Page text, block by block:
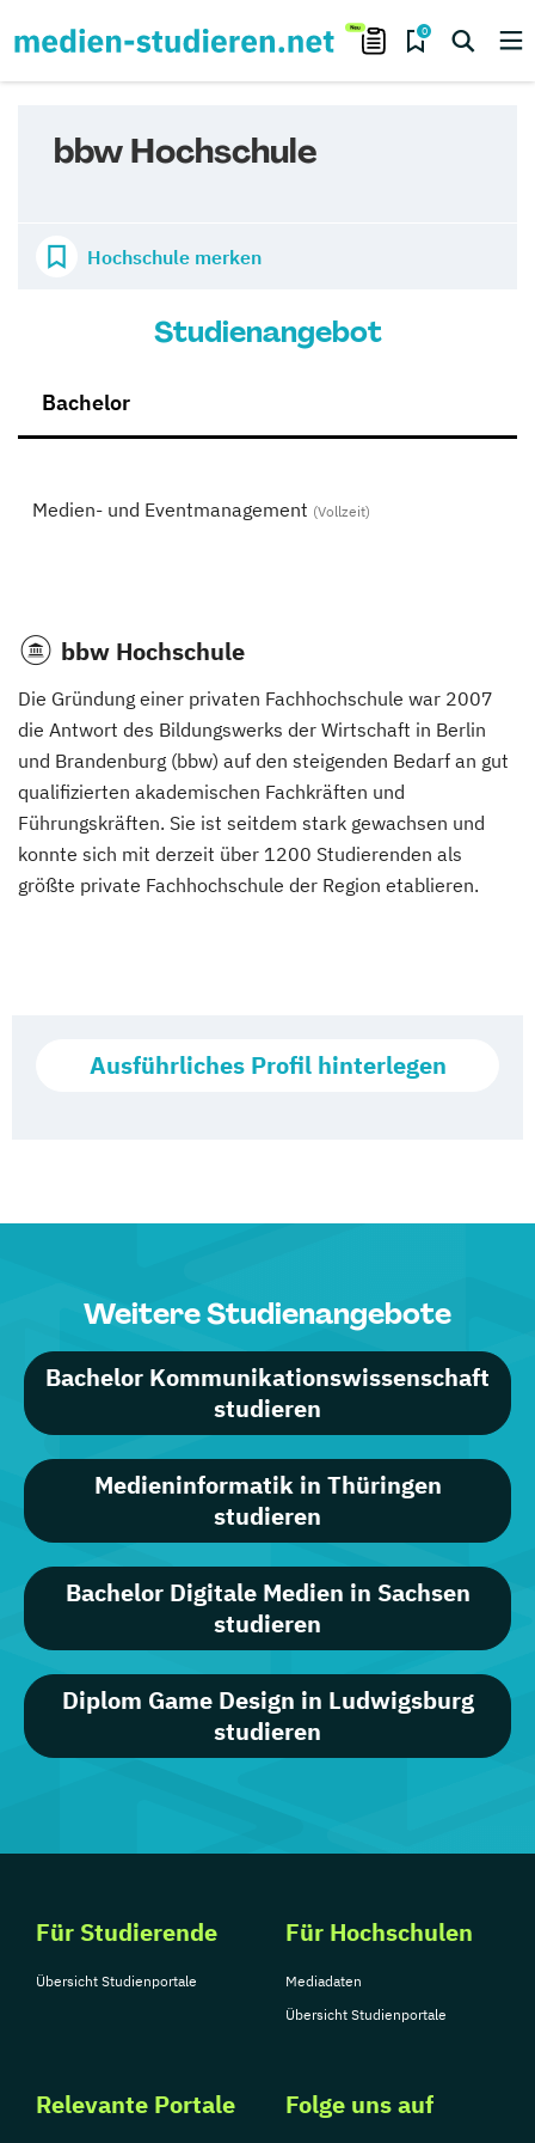
0
bbw Hochschule
Hochschule merken
Studienangebot
Bachelor
Medien- und Eventmanagement (Vollzeit)
bbw Hochschule
Die Gründung einer privaten Fachhochschule war 2007
die Antwort des Bildungswerks der Wirtschaft in Berlin
und Brandenburg (bbw) auf den steigenden Bedarf an gut
qualifizierten akademischen Fachkräften und
Führungskräften. Sie ist seitdem stark gewachsen und
konnte sich mit derzeit über 1200 Studierenden als
größte private Fachhochschule der Region etablieren.
Ausführliches Profil hinterlegen
Weitere Studienangebote
Bachelor Kommunikationswissenschaft
studieren
Medieninformatik in Thüringen
studieren
Bachelor Digitale Medien in Sachsen
studieren
Diplom Game Design in Ludwigsburg
studieren
Für Studierende
Übersicht Studienportale
Für Hochschulen
Mediadaten
Übersicht Studienportale
Relevante Portale Folge uns auf